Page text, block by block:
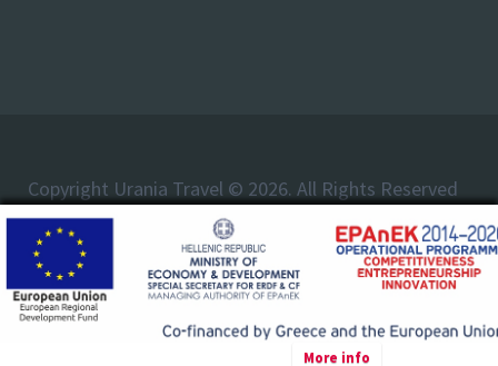
Copyright Urania Travel © 2026. All Rights Reserved
More info